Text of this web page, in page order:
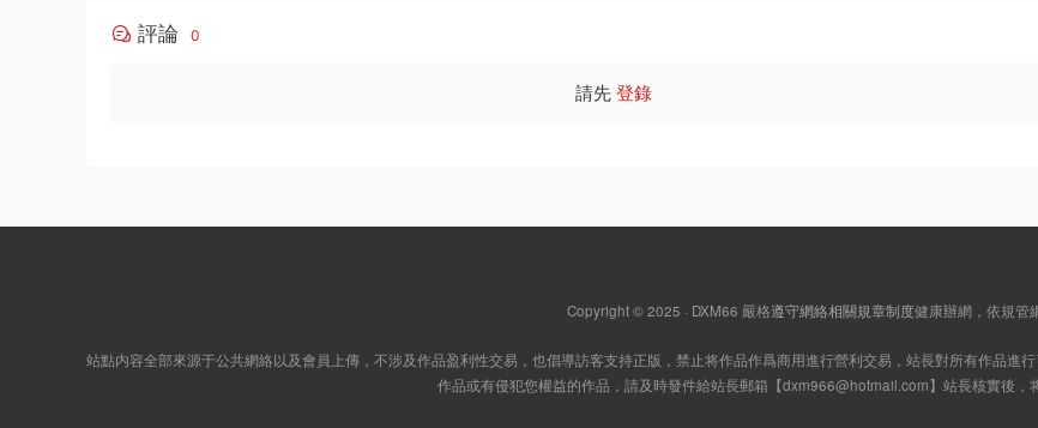
評論 0
請先 登錄
Copyright © 2025 · DXM66 嚴格遵守網絡相關規章制度健康辦網，依規管
站點内容全部來源于公共網絡以及會員上傳，不涉及作品盈利性交易，也倡導訪客支持正版，禁止将作品作爲商用進行營利交易，站長對所有作品進
作品或有侵犯您權益的作品，請及時發件給站長郵箱【dxm966@hotmail.com】站長核實後，